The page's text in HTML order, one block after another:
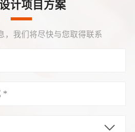
计项目方案
，我们将尽快与您取得联系